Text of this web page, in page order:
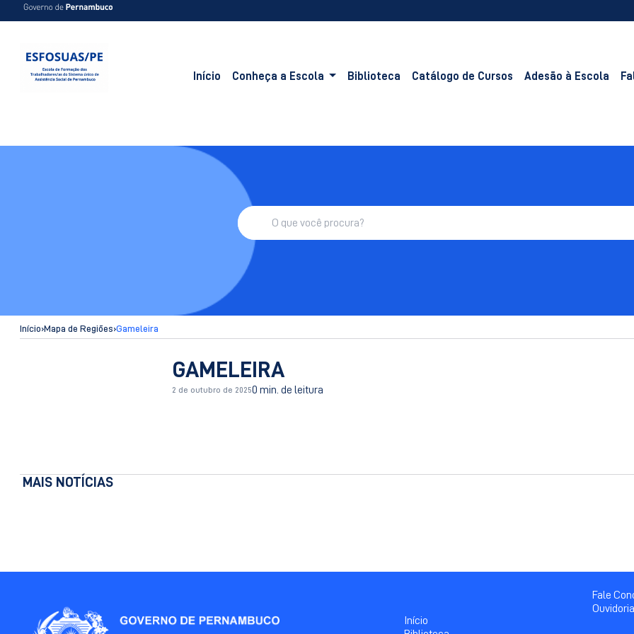
Início Conheça a Escola Biblioteca Catálogo de Cursos Adesão à Escola
Início›Mapa de Regiões›Gameleira
GAMELEIRA
2 de outubro de 20250 min. de leitura
MAIS NOTÍCIAS
Início
Fale
Ouvidoria